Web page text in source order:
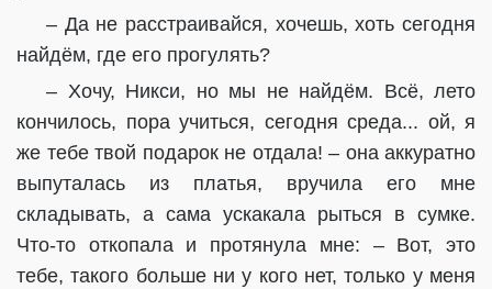
– Да не расстраивайся, хочешь, хоть сегодня
найдём, где его прогулять?
– Хочу, Никси, но мы не найдём. Всё, лето
кончилось, пора учиться, сегодня среда... ой, я
же тебе твой подарок не отдала! – она аккуратно
выпуталась из платья, вручила его мне
складывать, а сама ускакала рыться в сумке.
Что-то откопала и протянула мне: – Вот, это
тебе, такого больше ни у кого нет, только у меня